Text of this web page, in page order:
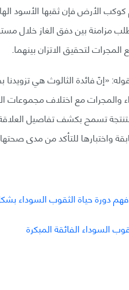
كوكب الأرض فإن ثقبها الأسود
مزامنة بين دفق الغاز خلال
لتحقيق الاتزان بينهما.
«إنّ فائدة الثالوث هي
والمجرات مع اختلاف مجموعات
تسمح بكشف تفاصيل
واختبارها للتأكد من مدى صحتها
دورة حياة الثقوب السوداء
السوداء الفائقة المبكرة